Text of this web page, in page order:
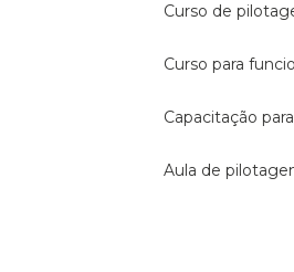
curso de
curso para
capacitação
aula de